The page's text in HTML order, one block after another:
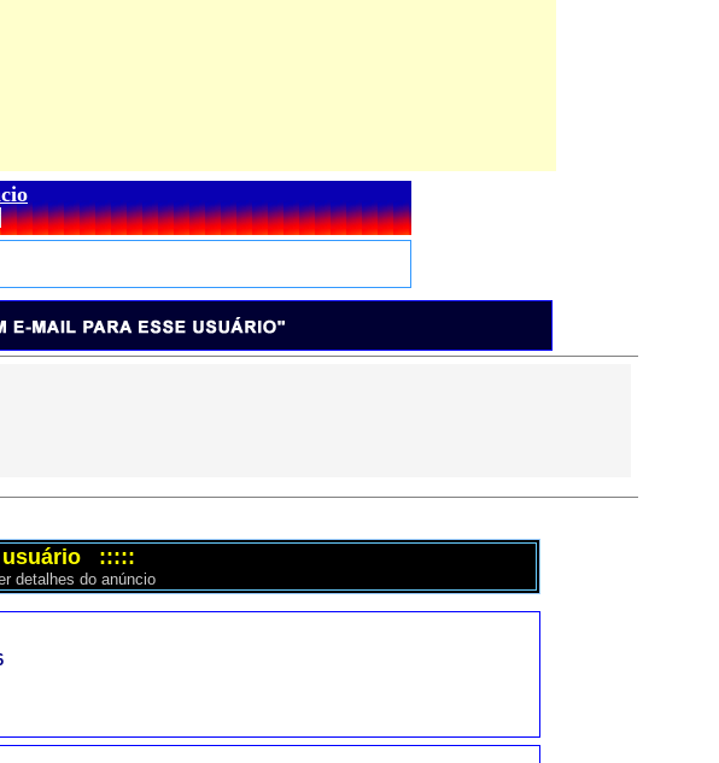
usuário :::::
detalhes do anúncio